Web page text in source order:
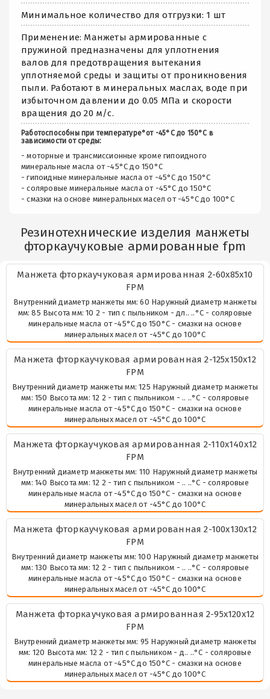
Минимальное количество для отгрузки: 1 шт
Применение: Манжеты армированные с
пружиной предназначены для уплотнения
валов для предотвращения вытекания
уплотняемой среды и защиты от проникновения
пыли. Работают в минеральных маслах, воде при
избыточном давлении до 0.05 МПа и скорости
вращения до 20 м/с.
Работоспособны при температуре°от -45°С до 150°С в
зависимости от среды:
- моторные и трансмиссионные кроме гипоидного
минеральные масла от -45°С до 150°С
- гипоидные минеральные масла от -45°С до 150°С
- соляровые минеральные масла от -45°С до 150°С
- смазки на основе минеральных масел от -45°С до 100°С
Резинотехнические изделия манжеты
фторкаучуковые армированные fpm
Манжета фторкаучуковая армированная 2-60х85х10
FPM
Внутренний диаметр манжеты мм: 60 Наружный диаметр манжеты
мм: 85 Высота мм: 10 2 - тип с пыльником - дл.. ..°С - соляровые
минеральные масла от -45°С до 150°С - смазки на основе
минеральных масел от -45°С до 100°С
Манжета фторкаучуковая армированная 2-125х150х12
FPM
Внутренний диаметр манжеты мм: 125 Наружный диаметр манжеты
мм: 150 Высота мм: 12 2 - тип с пыльником - .. ..°С - соляровые
минеральные масла от -45°С до 150°С - смазки на основе
минеральных масел от -45°С до 100°С
Манжета фторкаучуковая армированная 2-110х140х12
FPM
Внутренний диаметр манжеты мм: 110 Наружный диаметр манжеты
мм: 140 Высота мм: 12 2 - тип с пыльником - .. ..°С - соляровые
минеральные масла от -45°С до 150°С - смазки на основе
минеральных масел от -45°С до 100°С
Манжета фторкаучуковая армированная 2-100х130х12
FPM
Внутренний диаметр манжеты мм: 100 Наружный диаметр манжеты
мм: 130 Высота мм: 12 2 - тип с пыльником - .. ..°С - соляровые
минеральные масла от -45°С до 150°С - смазки на основе
минеральных масел от -45°С до 100°С
Манжета фторкаучуковая армированная 2-95х120х12
FPM
Внутренний диаметр манжеты мм: 95 Наружный диаметр манжеты
мм: 120 Высота мм: 12 2 - тип с пыльником - д.. ..°С - соляровые
минеральные масла от -45°С до 150°С - смазки на основе
минеральных масел от -45°С до 100°С